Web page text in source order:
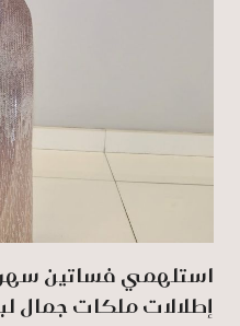
استلهمي فساتين
إطلالات ملكات جمال